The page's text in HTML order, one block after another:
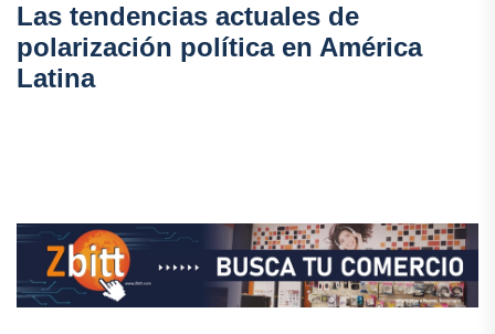
Las tendencias actuales de
polarización política en América
Latina